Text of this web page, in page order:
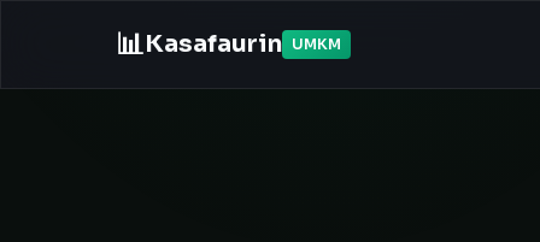
📊Kasafaurin UMKM